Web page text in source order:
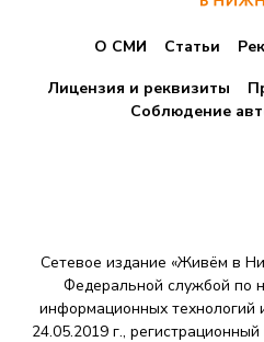
О СМИ Статьи
Лицензия и реквизиты
Соблюдение
Сетевое издание «Живём в
Федеральной службой по
информационных технологий
24.05.2019 г.,